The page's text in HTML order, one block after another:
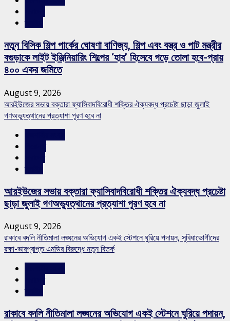
নতুন বিসিক শিল্প পার্কের ঘোষণা বাণিজ্য, শিল্প এবং বস্ত্র ও পাট মন্ত্রীর
বগুড়াকে লাইট ইঞ্জিনিয়ারিং শিল্পের ‘হাব’ হিসেবে গড়ে তোলা হবে-প্রায়
৪০০ একর জমিতে
August 9, 2026
আরইউজের সভায় বক্তারা ফ্যাসিবাদবিরোধী শক্তির ঐক্যবদ্ধ প্রচেষ্টা ছাড়া জুলাই
গণঅভ্যুত্থানের প্রত্যাশা পূরণ হবে না
আরইউজের সভায় বক্তারা ফ্যাসিবাদবিরোধী শক্তির ঐক্যবদ্ধ প্রচেষ্টা
ছাড়া জুলাই গণঅভ্যুত্থানের প্রত্যাশা পূরণ হবে না
August 9, 2026
রাকাবে বদলি নীতিমালা লঙ্ঘনের অভিযোগ একই স্টেশনে ঘুরিয়ে পদায়ন, সুবিধাভোগীদের
রক্ষা-ভারপ্রাপ্ত এমডির বিরুদ্ধে নতুন বিতর্ক
রাকাবে বদলি নীতিমালা লঙ্ঘনের অভিযোগ একই স্টেশনে ঘুরিয়ে পদায়ন,